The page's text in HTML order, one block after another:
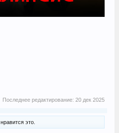
Последнее редактирование:20 дек 2025
нравится это.